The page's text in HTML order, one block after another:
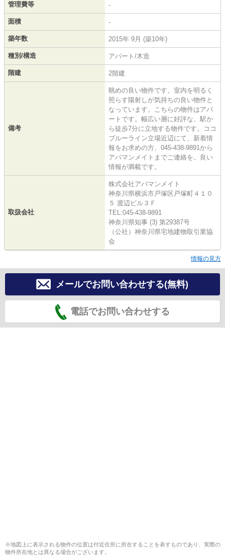
管理費等 -
面積 -
築年数 2015年 9月 (築10年)
種別/構造 アパート/木造
階建 2階建
備考
眺めの良い物件です。室内を明るく
照らす陽射しが気持ちの良い物件と
なっています。こちらの物件はアパ
ートです。幅広い層に好評な、駅か
ら徒歩7分に立地する物件です。ココ
ブルーライン立場近辺にて、新着情
報をお求めの方、045-438-9891から
アパマンメイトまでご連絡を。良い
情報が満載です。
取扱会社
株式会社アパマンメイト
神奈川県横浜市戸塚区戸塚町４１０
５ 渡辺ビル３Ｆ
TEL:045-438-9891
神奈川県知事 (3) 第29387号
（公社）神奈川県宅地建物取引業協
会
情報の見方
メールでお問い合わせする(無料)
電話でお問い合わせする
※地図上に表示される物件の位置は付近住所に所在することを表すものであり、実際の
物件所在地とは異なる場合がございます。